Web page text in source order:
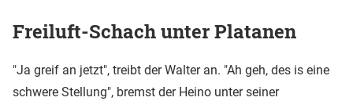
Freiluft-Schach unter Platanen
"Ja greif an jetzt", treibt der Walter an. "Ah geh, des is eine
schwere Stellung", bremst der Heino unter seiner